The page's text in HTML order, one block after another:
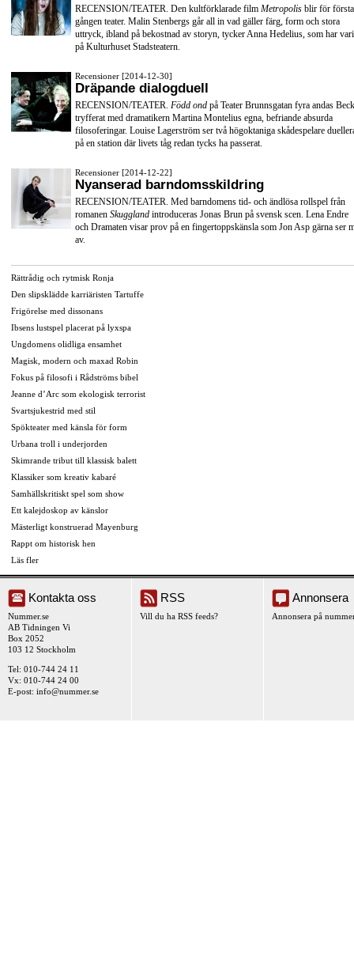
RECENSION/TEATER. Den kultförklarade film Metropolis blir för första
gången teater. Malin Stenbergs går all in vad gäller färg, form och stora
uttryck, ibland på bekostnad av storyn, tycker Anna Hedelius, som har
på Kulturhuset Stadsteatern.
Recensioner [2014-12-30]
Dräpande dialogduell
RECENSION/TEATER. Född ond på Teater Brunnsgatan fyra andas
tryfferat med dramatikern Martina Montelius egna, befriande absurda
filosoferingar. Louise Lagerström ser två högoktaniga skådespelare
på en station där livets tåg redan tycks ha passerat.
Recensioner [2014-12-22]
Nyanserad barndomsskildring
RECENSION/TEATER. Med barndomens tid- och ändlösa rollspel från
romanen Skuggland introduceras Jonas Brun på svensk scen. Lena Endre
och Dramaten visar prov på en fingertoppskänsla som Jon Asp gärna ser
av.
Rättrådig och rytmisk Ronja
Den slipsklädde karriäristen Tartuffe
Frigörelse med dissonans
Ibsens lustspel placerat på lyxspa
Ungdomens olidliga ensamhet
Magisk, modern och maxad Robin
Fokus på filosofi i Rådströms bibel
Jeanne d’Arc som ekologisk terrorist
Svartsjukestrid med stil
Spökteater med känsla för form
Urbana troll i underjorden
Skimrande tribut till klassisk balett
Klassiker som kreativ kabaré
Samhällskritiskt spel som show
Ett kalejdoskop av känslor
Mästerligt konstruerad Mayenburg
Rappt om historisk hen
Läs fler
Kontakta oss
Nummer.se
AB Tidningen Vi
Box 2052
103 12 Stockholm
Tel: 010-744 24 11
Vx: 010-744 24 00
E-post: info@nummer.se
RSS
Vill du ha RSS feeds?
Annonsera
Annonsera på